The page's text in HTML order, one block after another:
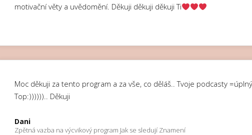
motivační věty a uvědomění. Děkuji děkuji děkuji Ti
Moc děkuji za tento program a za vše, co děláš.. Tvoje podcasty =úplný
Top:)))))).. Děkuji
Dani
Zpětná vazba na výcvikový program Jak se sledují Znamení